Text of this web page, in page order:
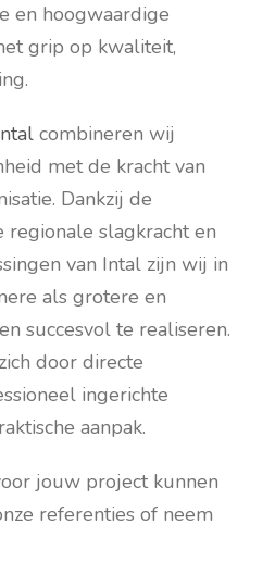
en hoogwaardige
grip op kwaliteit,
combineren wij
met de kracht van
Dankzij de
regionale slagkracht en
van Intal zijn wij in
als grotere en
succesvol te realiseren.
door directe
ingerichte
aanpak.
jouw project kunnen
referenties of neem